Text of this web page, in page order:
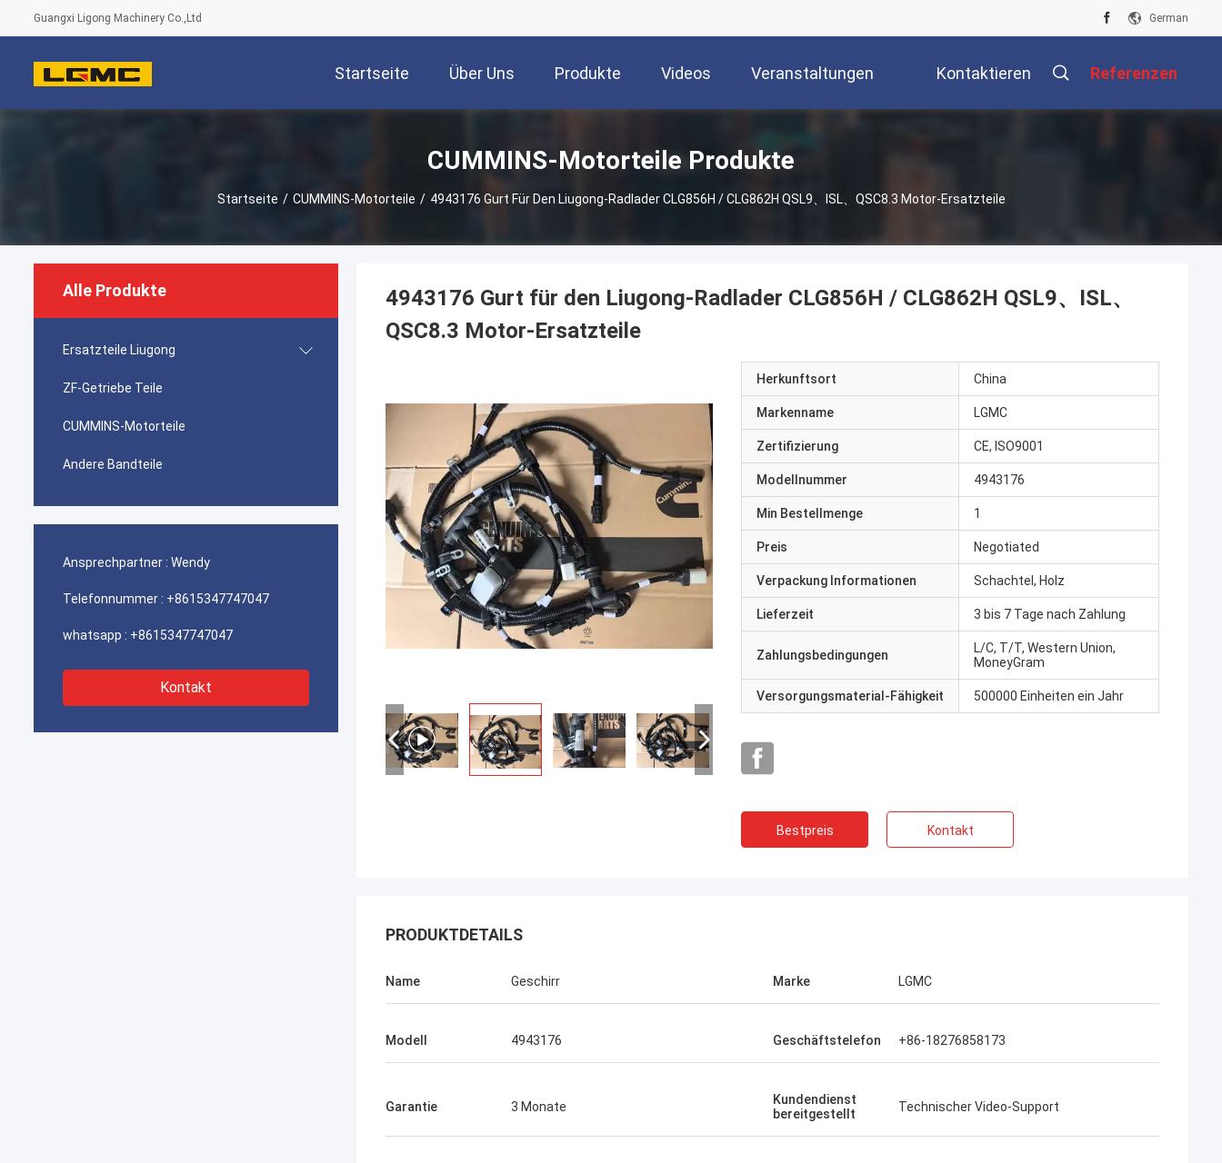
Guangxi Ligong Machinery Co.,Ltd German
Startseite Über Uns Produkte Videos Veranstaltungen Kontaktieren Referenzen
CUMMINS-Motorteile Produkte
Startseite / CUMMINS-Motorteile / 4943176 Gurt Für Den Liugong-Radlader CLG856H / CLG862H QSL9、ISL、QSC8.3 Motor-Ersatzteile
Alle Produkte
Ersatzteile Liugong
ZF-Getriebe Teile
CUMMINS-Motorteile
Andere Bandteile
Ansprechpartner : Wendy
Telefonnummer : +8615347747047
whatsapp : +8615347747047
Kontakt
4943176 Gurt für den Liugong-Radlader CLG856H / CLG862H QSL9、ISL、
QSC8.3 Motor-Ersatzteile
Herkunftsort China
Markenname LGMC
Zertifizierung CE, ISO9001
Modellnummer 4943176
Min Bestellmenge 1
Preis Negotiated
Verpackung Informationen Schachtel, Holz
Lieferzeit 3 bis 7 Tage nach Zahlung
Zahlungsbedingungen
L/C, T/T, Western Union,
MoneyGram
Versorgungsmaterial-Fähigkeit 500000 Einheiten ein Jahr
Bestpreis Kontakt
PRODUKTDETAILS
Name Geschirr Marke LGMC
Modell 4943176 Geschäftstelefon +86-18276858173
Garantie 3 Monate
Kundendienst
bereitgestellt
Technischer Video-Support